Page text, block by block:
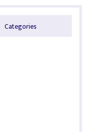
Categories